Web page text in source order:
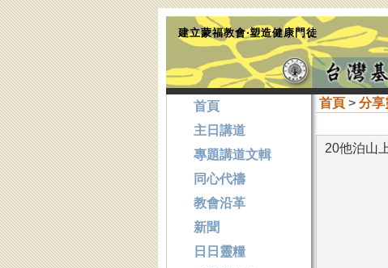
建立蒙福教會‧塑造健康門徒
首頁> 分享
20他泊山
首頁
主日講道
專題講道文輯
同心代禱
教會沿革
新聞
日日靈糧